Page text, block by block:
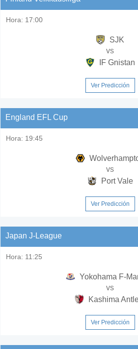
Hora: 17:00
SJK
vs
IF Gnistan
Ver Predicción
England EFL Cup
Hora: 19:45
vs
Port Vale
Ver Predicción
Japan J-League
Hora: 11:25
Yokohama F-
vs
Kashima
Ver Predicción